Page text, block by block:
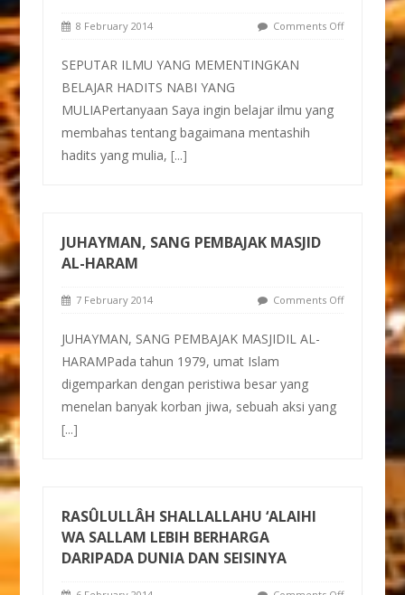
8 February 2014 Comments Off
SEPUTAR ILMU YANG MEMENTINGKAN
BELAJAR HADITS NABI YANG
MULIAPertanyaan Saya ingin belajar ilmu yang
membahas tentang bagaimana mentashih
hadits yang mulia,[...]
JUHAYMAN, SANG PEMBAJAK MASJID
AL-HARAM
7 February 2014 Comments Off
JUHAYMAN, SANG PEMBAJAK MASJIDIL AL-
HARAMPada tahun 1979, umat Islam
digemparkan dengan peristiwa besar yang
menelan banyak korban jiwa, sebuah aksi yang
[...]
RASÛLULLÂH SHALLALLAHU ‘ALAIHI
WA SALLAM LEBIH BERHARGA
DARIPADA DUNIA DAN SEISINYA